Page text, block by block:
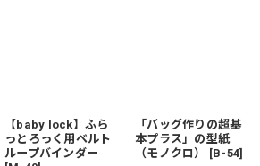
【baby lock】ふら
っとろっく用ベルト
ループバインダー
「バッグ作りの超基
本プラス」の型紙
（モノクロ）
[B-54]